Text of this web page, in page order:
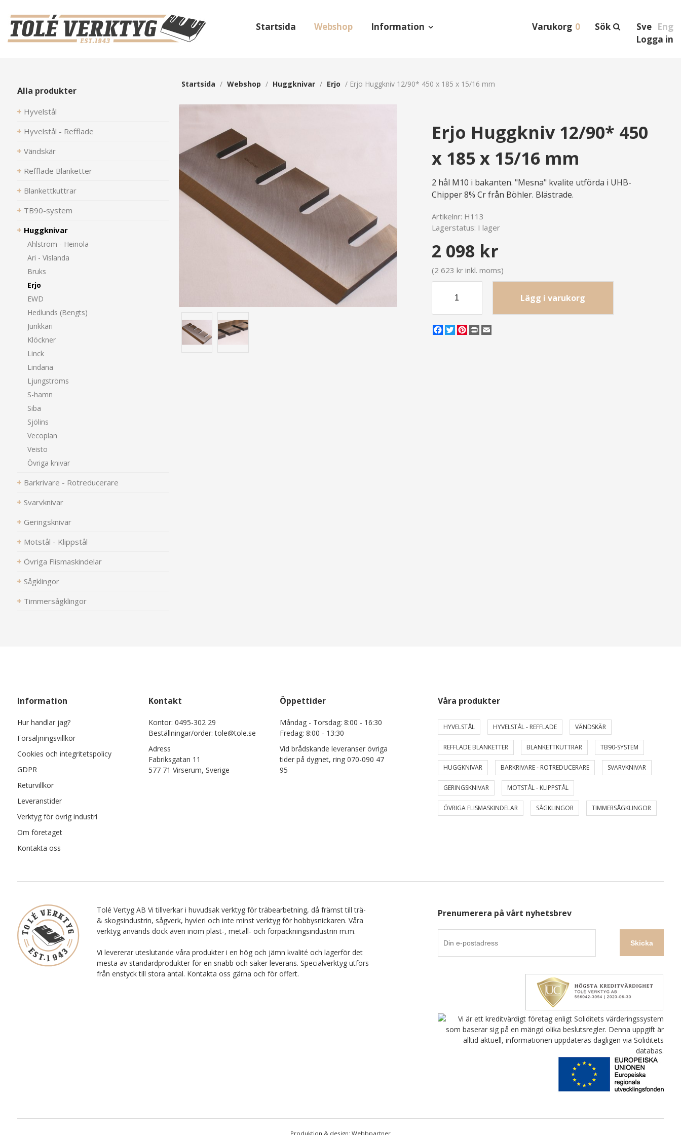
Startsida Webshop Information Sve Eng
Sök
Varukorg 0
Logga in
Alla produkter
Hyvelstål
Hyvelstål - Refflade
Vändskär
Refflade Blanketter
Blankettkuttrar
TB90-system
Huggknivar
Ahlström - Heinola
Ari - Vislanda
Bruks
Erjo
EWD
Hedlunds (Bengts)
Junkkari
Klöckner
Linck
Lindana
Ljungströms
S-hamn
Siba
Sjölins
Vecoplan
Veisto
Övriga knivar
Barkrivare - Rotreducerare
Svarvknivar
Geringsknivar
Motstål - Klippstål
Övriga Flismaskindelar
Sågklingor
Timmersågklingor
Startsida / Webshop / Huggknivar / Erjo / Erjo Huggkniv 12/90* 450 x 185 x 15/16 mm
Erjo Huggkniv 12/90* 450
x 185 x 15/16 mm
2 hål M10 i bakanten. "Mesna" kvalite utförda i UHB-
Chipper 8% Cr från Böhler. Blästrade.
Artikelnr: H113
Lagerstatus: I lager
2 098 kr
(2 623 kr inkl. moms)
Lägg i varukorg
Facebook
TwitterPinterest
Print
Information
Hur handlar jag?
Försäljningsvillkor
Cookies och integritetspolicy
GDPR
Returvillkor
Leveranstider
Verktyg för övrig industri
Om företaget
Kontakta oss
Kontakt
Kontor: 0495-302 29
Beställningar/order: tole@tole.se
Adress
Fabriksgatan 11
577 71 Virserum, Sverige
Öppettider
Måndag - Torsdag: 8:00 - 16:30
Fredag: 8:00 - 13:30
Vid brådskande leveranser övriga
tider på dygnet, ring 070-090 47
95
Våra produkter
HYVELSTÅL HYVELSTÅL - REFFLADE VÄNDSKÄR
REFFLADE BLANKETTER BLANKETTKUTTRAR TB90-SYSTEM
HUGGKNIVAR BARKRIVARE - ROTREDUCERARE SVARVKNIVAR
GERINGSKNIVAR MOTSTÅL - KLIPPSTÅL
ÖVRIGA FLISMASKINDELAR SÅGKLINGOR TIMMERSÅGKLINGOR
Tolé Vertyg AB Vi tillverkar i huvudsak verktyg för träbearbetning, då främst till trä-
& skogsindustrin, sågverk, hyvleri och inte minst verktyg för hobbysnickaren. Våra
verktyg används dock även inom plast-, metall- och förpackningsindustrin m.m.
Vi levererar uteslutande våra produkter i en hög och jämn kvalité och lagerför det
mesta av standardprodukter för en snabb och säker leverans. Specialverktyg utförs
från enstyck till stora antal. Kontakta oss gärna och för offert.
Prenumerera på vårt nyhetsbrev
Produktion & design: Webbpartner